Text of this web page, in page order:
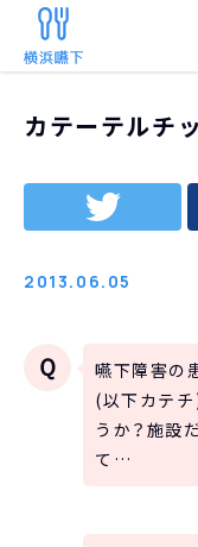
HOME
カテーテルチ
2013.06.05
嚥下障害の
(以下カテ
うか？施設
て…